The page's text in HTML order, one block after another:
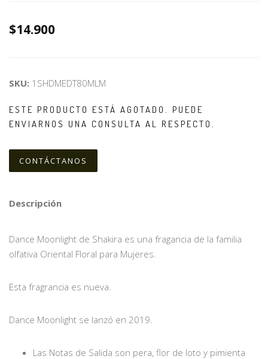
$14.900
SKU: 1SHDMEDT80MLM
ESTE PRODUCTO ESTÁ AGOTADO. PUEDE
ENVIARNOS UNA CONSULTA AL RESPECTO.
CONTÁCTANOS
Descripción
Dance Moonlight de Shakira es una fragancia de la familia
olfativa Oriental Floral para Mujeres.
Esta fragrancia es nueva.
Dance Moonlight se lanzó en 2019.
Las Notas de Salida son pera, flor de loto y pimienta